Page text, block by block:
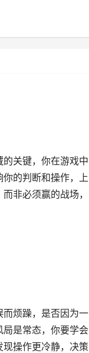
关键，你在游戏中
的判断和操作，上
非必须赢的战场，
烦躁，是否因为一
是常态，你要学会
操作更冷静，决策